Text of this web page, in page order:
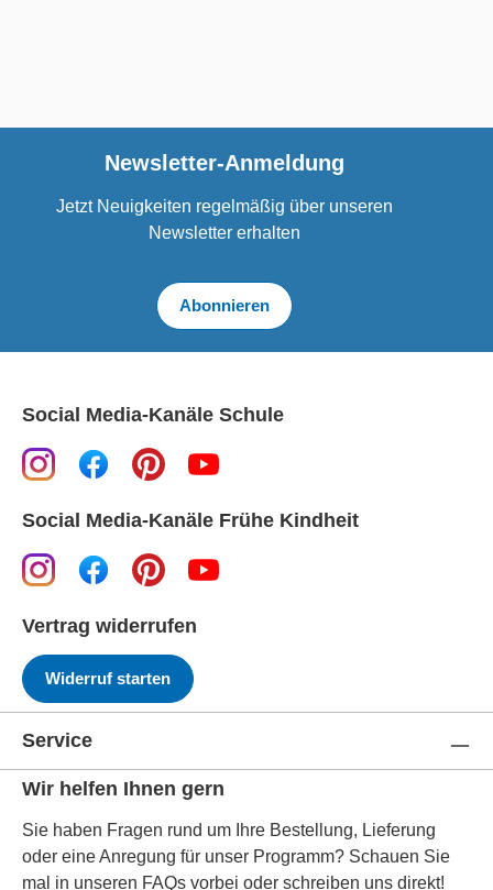
Newsletter-Anmeldung
Jetzt Neuigkeiten regelmäßig über unseren
Newsletter erhalten
Abonnieren
Social Media-Kanäle Schule
Social Media-Kanäle Frühe Kindheit
Vertrag widerrufen
Widerruf starten
Service
Wir helfen Ihnen gern
Sie haben Fragen rund um Ihre Bestellung, Lieferung
oder eine Anregung für unser Programm? Schauen Sie
mal in unseren FAQs vorbei oder schreiben uns direkt!